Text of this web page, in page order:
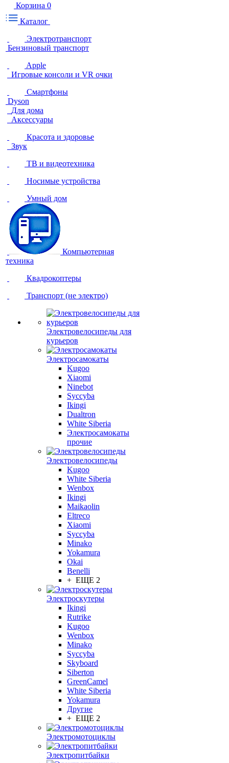
Корзина 0
Каталог
Электротранспорт
Бензиновый транспорт
Apple
Игровые консоли и VR очки
Смартфоны
Dyson
Для дома
Аксессуары
Красота и здоровье
Звук
ТВ и видеотехника
Носимые устройства
Умный дом
Компьютерная
техника
Квадрокоптеры
Транспорт (не электро)
Электровелосипеды для
курьеров
Электросамокаты
Kugoo
Xiaomi
Ninebot
Syccyba
Ikingi
Dualtron
White Siberia
Электросамокаты
прочие
Электровелосипеды
Kugoo
White Siberia
Wenbox
Ikingi
Maikaolin
Eltreco
Xiaomi
Syccyba
Minako
Yokamura
Okai
Benelli
+ ЕЩЕ 2
Электроскутеры
Ikingi
Rutrike
Kugoo
Wenbox
Minako
Syccyba
Skyboard
Siberton
GreenCamel
White Siberia
Yokamura
Другие
+ ЕЩЕ 2
Электромотоциклы
Электропитбайки